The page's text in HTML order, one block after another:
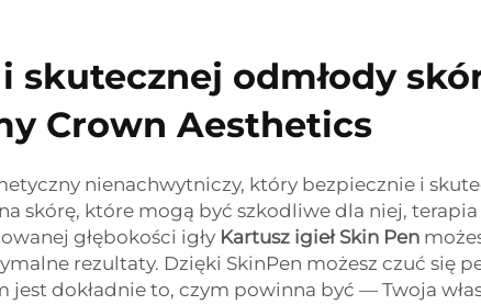
skutecznej odmłody
Crown Aesthetics
nienachwytniczy, który bezpiecznie i
skórę, które mogą być szkodliwe dla niej,
głębokości igły Kartusz igieł Skin Pen
rezultaty. Dzięki SkinPen możesz czuć się
dokładnie to, czym powinna być — Twoja